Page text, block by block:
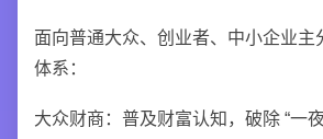
面向普通大众、创业者、中小企业主
体系：
大众财商：普及财富认知，破除 “一